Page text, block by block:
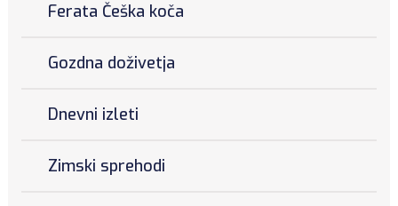
Ferata Češka koča
Gozdna doživetja
Dnevni izleti
Zimski sprehodi